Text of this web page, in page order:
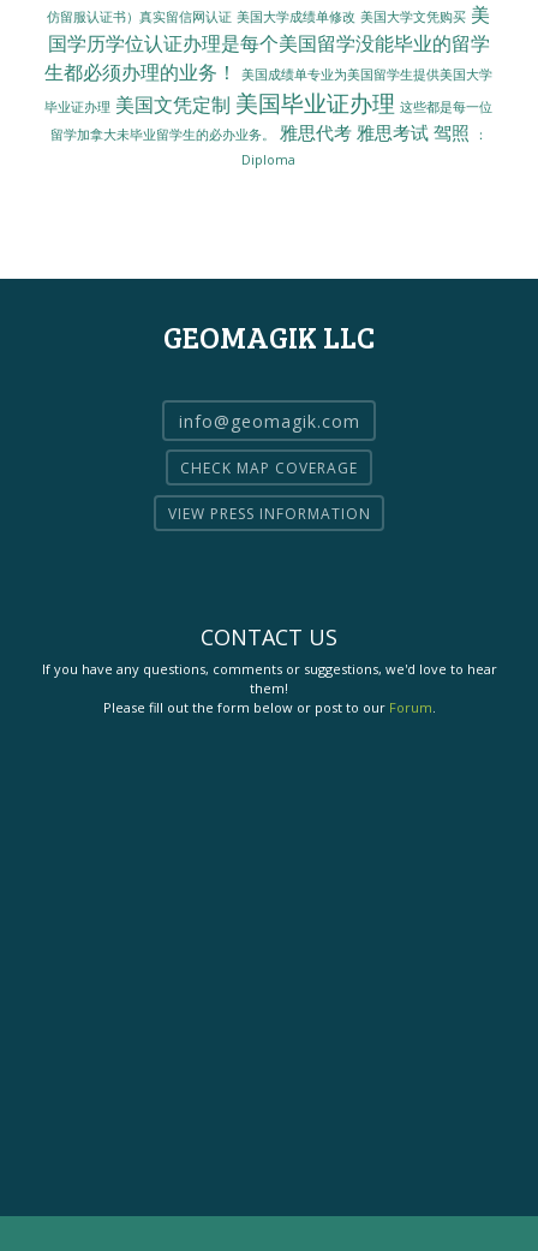
仿留服认证书）真实留信网认证 美国大学成绩单修改 美国大学文凭购买 美
国学历学位认证办理是每个美国留学没能毕业的留学
生都必须办理的业务！
美国成绩单专业为美国留学生提供美国大学
毕业证办理 美国文凭定制 美国毕业证办理 这些都是每一位
留学加拿大未毕业留学生的必办业务。
雅思代考 雅思考试 驾照
：
Diploma
GEOMAGIK LLC
info@geomagik.com
CHECK MAP COVERAGE
VIEW PRESS INFORMATION
CONTACT US
If you have any questions, comments or suggestions, we'd love to hear
them!
Please fill out the form below or post to our Forum.